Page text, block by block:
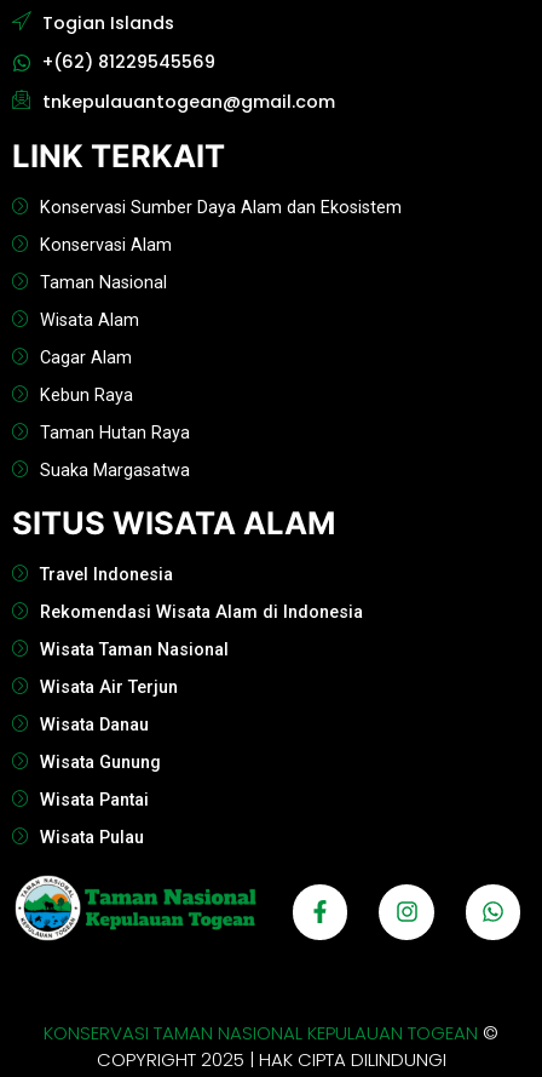
Togian Islands
+(62) 81229545569
tnkepulauantogean@gmail.com
LINK TERKAIT
Konservasi Sumber Daya Alam dan Ekosistem
Konservasi Alam
Taman Nasional
Wisata Alam
Cagar Alam
Kebun Raya
Taman Hutan Raya
Suaka Margasatwa
SITUS WISATA ALAM
Travel Indonesia
Rekomendasi Wisata Alam di Indonesia
Wisata Taman Nasional
Wisata Air Terjun
Wisata Danau
Wisata Gunung
Wisata Pantai
Wisata Pulau
KONSERVASI TAMAN NASIONAL KEPULAUAN TOGEAN ©
COPYRIGHT 2025 | HAK CIPTA DILINDUNGI